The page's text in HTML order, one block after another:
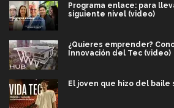
Programa enlace: para
siguiente nivel (video)
¿Quieres emprender?
Innovación del Tec (video)
El joven que hizo del baile